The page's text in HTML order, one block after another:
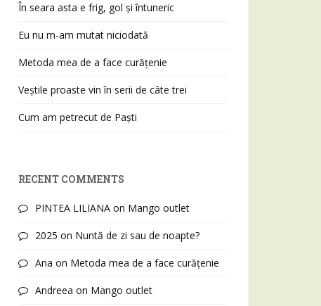
În seara asta e frig, gol și întuneric
Eu nu m-am mutat niciodată
Metoda mea de a face curățenie
Veștile proaste vin în serii de câte trei
Cum am petrecut de Paști
RECENT COMMENTS
PINTEA LILIANA on Mango outlet
2025 on Nuntă de zi sau de noapte?
Ana on Metoda mea de a face curățenie
Andreea on Mango outlet